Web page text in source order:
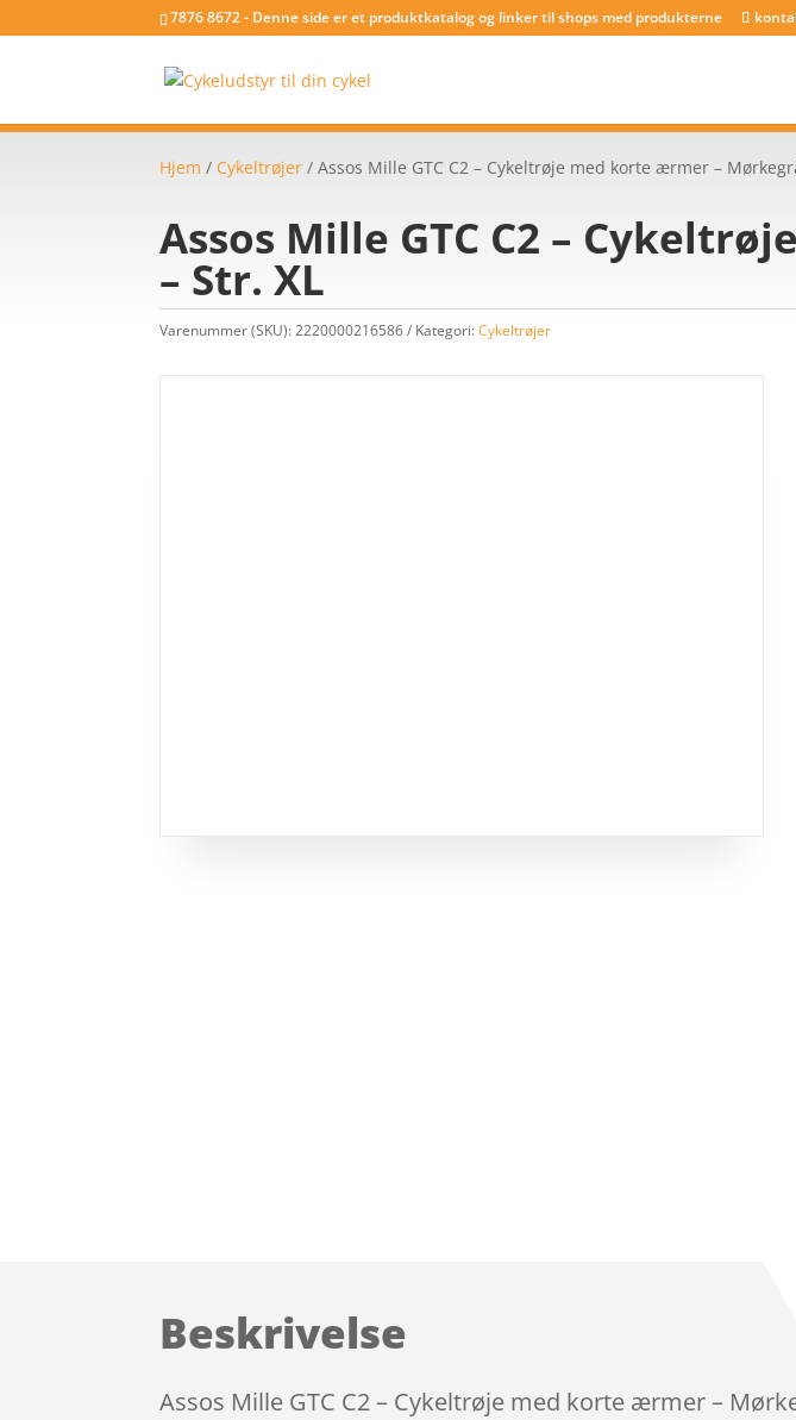
7876 8672 - Denne side er et produktkatalog og linker til shops med produkterne
Hjem / Cykeltrøjer / Assos Mille GTC C2 – Cykeltrøje med korte ærmer –
Assos Mille GTC C2 –
– Str. XL
Varenummer (SKU):2220000216586 Kategori:Cykeltrøjer
Beskrivelse
Assos Mille GTC C2 – Cykeltrøje med korte ærmer –